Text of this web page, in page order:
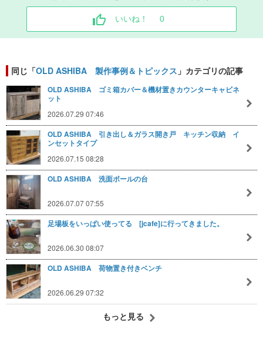
いいね！ 0
同じ「OLD ASHIBA 製作事例＆トピックス 」カテゴリの記事
OLD ASHIBA ゴミ箱カバー＆機材置きカウンターキャビネ
ット
2026.07.29 07:46
OLD ASHIBA 引き出し＆ガラス開き戸 キッチン収納 イ
ンセットタイプ
2026.07.15 08:28
OLD ASHIBA 洗面ボールの台
2026.07.07 07:55
足場板をいっぱい使ってる [jcafe]に行ってきました。
2026.06.30 08:07
OLD ASHIBA 荷物置き付きベンチ
2026.06.29 07:32
もっと見る